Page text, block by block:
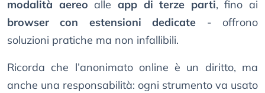
modalità aereo alle app di terze parti, fino ai
browser con estensioni dedicate - offrono
soluzioni pratiche ma non infallibili.
Ricorda che l’anonimato online è un diritto, ma
anche una responsabilità: ogni strumento va usato